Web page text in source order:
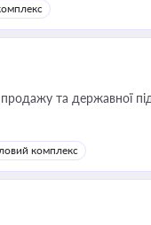
та державної
комплекс